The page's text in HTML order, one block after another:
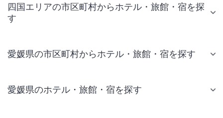
四国エリアの市区町村からホテル・旅館・宿を探
す
愛媛県の市区町村からホテル・旅館・宿を探す
愛媛県のホテル・旅館・宿を探す